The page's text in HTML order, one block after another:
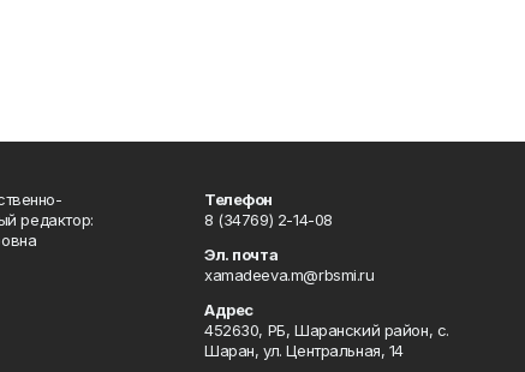
редактор:
Телефон
8 (34769) 2-14-08
Эл. почта
xamadeeva.m@rbsmi.ru
Адрес
452630, РБ, Шаранский район, с.
Шаран, ул. Центральная, 14